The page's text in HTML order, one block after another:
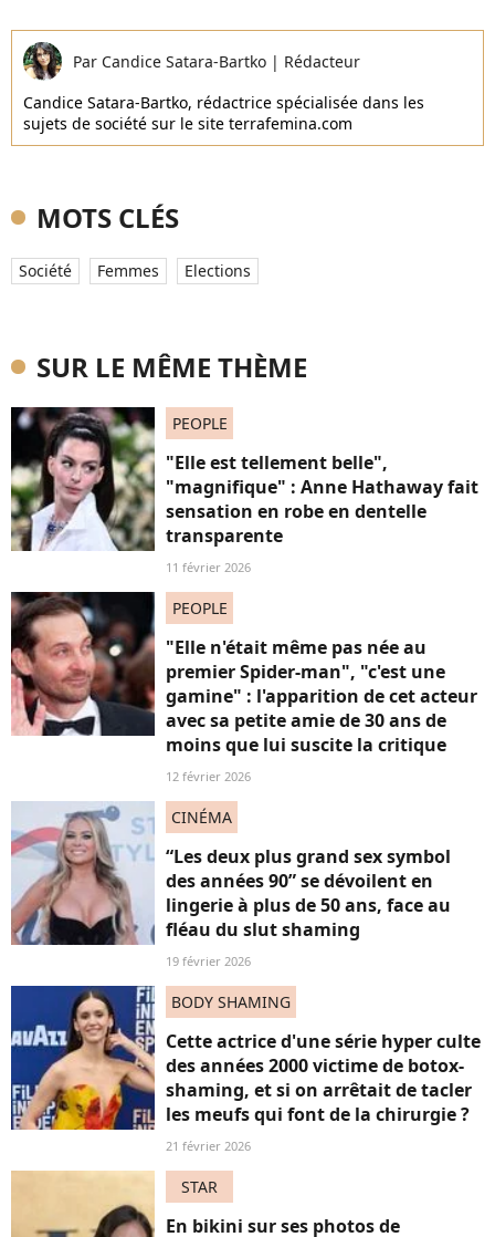
Par Candice Satara-Bartko | Rédacteur
Candice Satara-Bartko, rédactrice spécialisée dans les
sujets de société sur le site terrafemina.com
MOTS CLÉS
Société Femmes Elections
SUR LE MÊME THÈME
PEOPLE
"Elle est tellement belle",
"magnifique" : Anne Hathaway fait
sensation en robe en dentelle
transparente
11 février 2026
PEOPLE
"Elle n'était même pas née au
premier Spider-man", "c'est une
gamine" : l'apparition de cet acteur
avec sa petite amie de 30 ans de
moins que lui suscite la critique
12 février 2026
CINÉMA
“Les deux plus grand sex symbol
des années 90” se dévoilent en
lingerie à plus de 50 ans, face au
fléau du slut shaming
19 février 2026
BODY SHAMING
Cette actrice d'une série hyper culte
des années 2000 victime de botox-
shaming, et si on arrêtait de tacler
les meufs qui font de la chirurgie ?
21 février 2026
STAR
En bikini sur ses photos de